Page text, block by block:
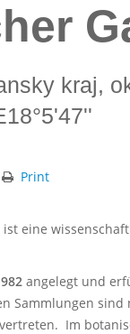
kraj,
Print
eine
angelegt und
Sammlungen sind
Im